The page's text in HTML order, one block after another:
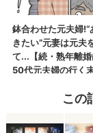
この